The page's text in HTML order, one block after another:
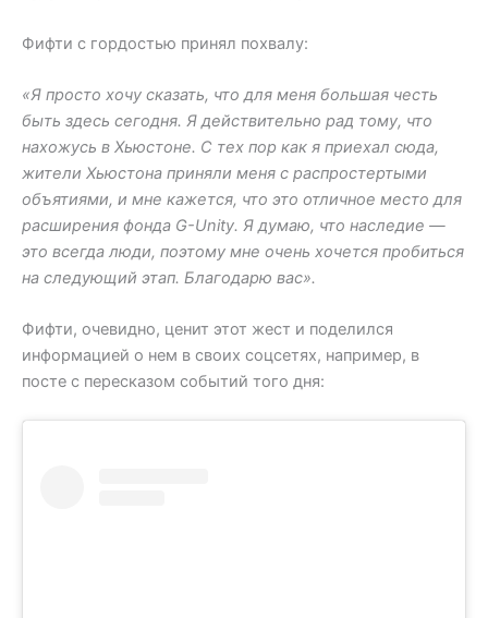
Фифти с гордостью принял похвалу:
«Я просто хочу сказать, что для меня большая честь
быть здесь сегодня. Я действительно рад тому, что
нахожусь в Хьюстоне. С тех пор как я приехал сюда,
жители Хьюстона приняли меня с распростертыми
объятиями, и мне кажется, что это отличное место для
расширения фонда G-Unity. Я думаю, что наследие —
это всегда люди, поэтому мне очень хочется пробиться
на следующий этап. Благодарю вас».
Фифти, очевидно, ценит этот жест и поделился
информацией о нем в своих соцсетях, например, в
посте с пересказом событий того дня: